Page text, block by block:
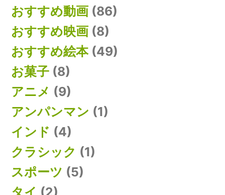
おすすめ動画 (86)
おすすめ映画 (8)
おすすめ絵本(49)
お菓子 (8)
アニメ (9)
アンパンマン (1)
インド (4)
クラシック (1)
スポーツ (5)